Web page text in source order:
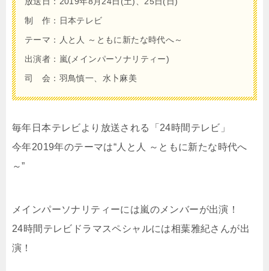
制 作：日本テレビ
テーマ：人と人 ～ともに新たな時代へ～
出演者：嵐(メインパーソナリティー)
司 会：羽鳥慎一、水卜麻美
毎年日本テレビより放送される「24時間テレビ」
今年2019年のテーマは“人と人 ～ともに新たな時代へ
～”
メインパーソナリティーには嵐のメンバーが出演！
24時間テレビドラマスペシャルには相葉雅紀さんが出
演！